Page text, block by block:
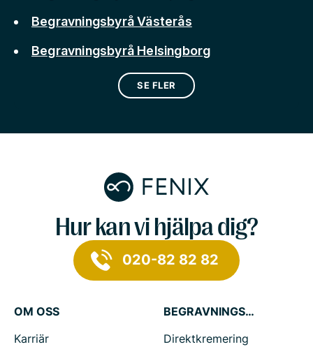
Begravningsbyrå Västerås
Begravningsbyrå Helsingborg
SE FLER
Hur kan vi hjälpa dig?
020-82 82 82
OM OSS
Karriär
BEGRAVNINGSTJÄNSTER
Direktkremering